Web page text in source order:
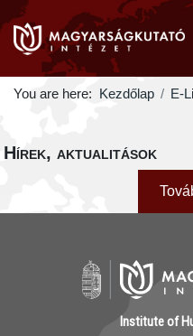
You are here: Kezdőlap E-
Hírek, aktualitások
Institute of